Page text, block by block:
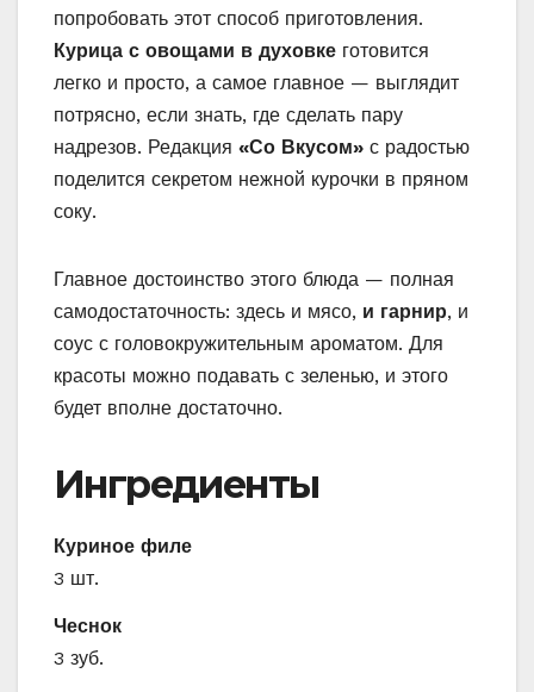
попробовать этот способ приготовления.
Курица с овощами в духовке готовится
легко и просто, а самое главное — выглядит
потрясно, если знать, где сделать пару
надрезов. Редакция «Со Вкусом» с радостью
поделится секретом нежной курочки в пряном
соку.
Главное достоинство этого блюда — полная
самодостаточность: здесь и мясо, и гарнир, и
соус с головокружительным ароматом. Для
красоты можно подавать с зеленью, и этого
будет вполне достаточно.
Ингредиенты
Куриное филе
3 шт.
Чеснок
3 зуб.